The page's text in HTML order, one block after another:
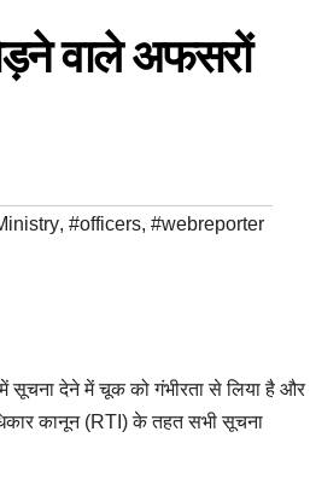
वाले अफसरों
, #officers, #webreporter
सूचना देने में चूक को गंभीरता से लिया है और
कानून (RTI) के तहत सभी सूचना